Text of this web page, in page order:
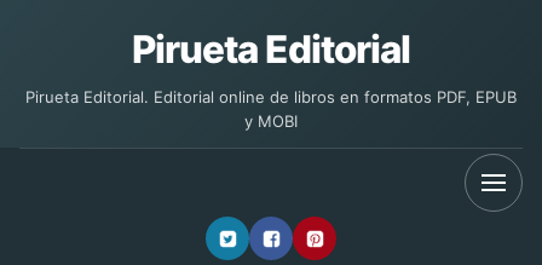
Pirueta Editorial
Pirueta Editorial. Editorial online de libros en formatos PDF, EPUB
y MOBI